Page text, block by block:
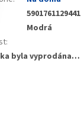
5901761129441
Modrá
:
byla vyprodána…